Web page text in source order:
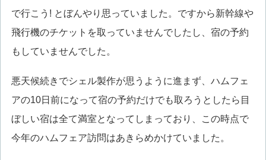
で行こう! とぼんやり思っていました。ですから新幹線や
飛行機のチケットを取っていませんでしたし、宿の予約
もしていませんでした。
悪天候続きでシェル製作が思うように進まず、ハムフェ
アの10日前になって宿の予約だけでも取ろうとしたら目
ぼしい宿は全て満室となってしまっており、この時点で
今年のハムフェア訪問はあきらめかけていました。